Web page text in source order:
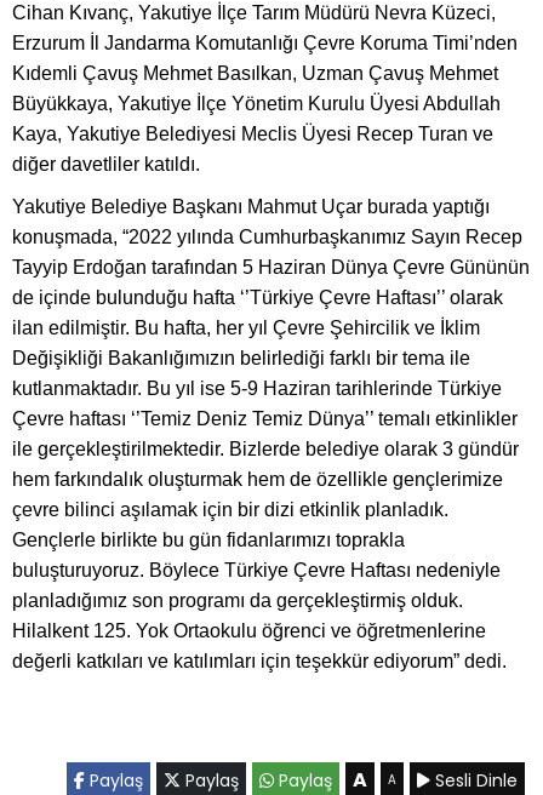
Cihan Kıvanç, Yakutiye İlçe Tarım Müdürü Nevra Küzeci,
Erzurum İl Jandarma Komutanlığı Çevre Koruma Timi’nden
Kıdemli Çavuş Mehmet Basılkan, Uzman Çavuş Mehmet
Büyükkaya, Yakutiye İlçe Yönetim Kurulu Üyesi Abdullah
Kaya, Yakutiye Belediyesi Meclis Üyesi Recep Turan ve
diğer davetliler katıldı.
Yakutiye Belediye Başkanı Mahmut Uçar burada yaptığı
konuşmada, “2022 yılında Cumhurbaşkanımız Sayın Recep
Tayyip Erdoğan tarafından 5 Haziran Dünya Çevre Gününün
de içinde bulunduğu hafta ‘’Türkiye Çevre Haftası’’ olarak
ilan edilmiştir. Bu hafta, her yıl Çevre Şehircilik ve İklim
Değişikliği Bakanlığımızın belirlediği farklı bir tema ile
kutlanmaktadır. Bu yıl ise 5-9 Haziran tarihlerinde Türkiye
Çevre haftası ‘’Temiz Deniz Temiz Dünya’’ temalı etkinlikler
ile gerçekleştirilmektedir. Bizlerde belediye olarak 3 gündür
hem farkındalık oluşturmak hem de özellikle gençlerimize
çevre bilinci aşılamak için bir dizi etkinlik planladık.
Gençlerle birlikte bu gün fidanlarımızı toprakla
buluşturuyoruz. Böylece Türkiye Çevre Haftası nedeniyle
planladığımız son programı da gerçekleştirmiş olduk.
Hilalkent 125. Yok Ortaokulu öğrenci ve öğretmenlerine
değerli katkıları ve katılımları için teşekkür ediyorum” dedi.
Paylaş Paylaş Paylaş A A Sesli Dinle